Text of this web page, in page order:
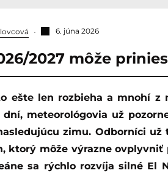
6. júna 2026
2027 môže
meteorológovia už
zimu. Odborníci
ktorý môže výrazne ovplyvniť
sa rýchlo rozvíja silné El